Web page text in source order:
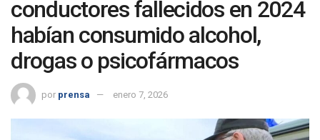
conductores fallecidos en 2024
habían consumido alcohol,
drogas o psicofármacos
por prensa enero 7, 2026